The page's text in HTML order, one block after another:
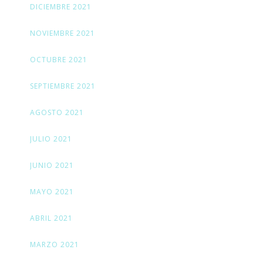
DICIEMBRE 2021
NOVIEMBRE 2021
OCTUBRE 2021
SEPTIEMBRE 2021
AGOSTO 2021
JULIO 2021
JUNIO 2021
MAYO 2021
ABRIL 2021
MARZO 2021